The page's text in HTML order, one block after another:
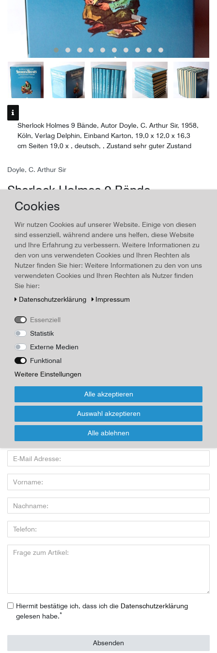
Sherlock Holmes 9 Bände, Autor Doyle, C. Arthur Sir, 1958,
Köln, Verlag Delphin, Einband Karton, 19,0 x 12,0 x 16,3
cm Seiten 19,0 x , deutsch, , Zustand sehr guter Zustand
Doyle, C. Arthur Sir
Sherlock Holmes 9 Bände
Land/Ort:Köln, Erscheinungsjahr:
Technisches
Merkmal
Wert
Art.-ID 27344
Beschreibung
Sir Arthur Conan Doyle, SHERLOCK HOLMES, Das Gesamtwerk
in 9 Bänden, Sämtliche Romane und 56 Stories mit Illustrationen
aus >>The Strand Magazine<<<, Delphin-Verlag GmbH Köln,
Delphin
25,00 EUR
Für Infos zum Artikel oder Kauf, bitte Formular
nutzen!
Wenn Sie den Artikel kaufen möchten, dann bitte das Formular
Hiermit bestätige ich, dass ich die Daten­schutz­erklärung
gelesen habe.*
Absenden
Cookies
Wir nutzen Cookies auf unserer Website. Einige von diesen
sind essenziell, während andere uns helfen, diese Website
und Ihre Erfahrung zu verbessern. Weitere Informationen zu
den von uns verwendeten Cookies und Ihren Rechten als
Nutzer finden Sie hier: Weitere Informationen zu den von uns
verwendeten Cookies und Ihren Rechten als Nutzer finden
Sie hier:
Daten­schutz­erklärung
Impressum
Essenziell
Statistik
Externe Medien
Funktional
Weitere Einstellungen
Alle akzeptieren
Auswahl akzeptieren
Alle ablehnen